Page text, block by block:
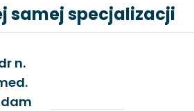
samej specjalizacji
n.